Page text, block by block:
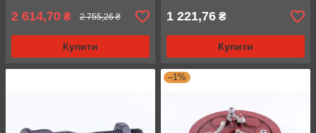
2 614,70 ₴ 2 755,26 ₴
Купити
1 221,76 ₴
Купити
–1%